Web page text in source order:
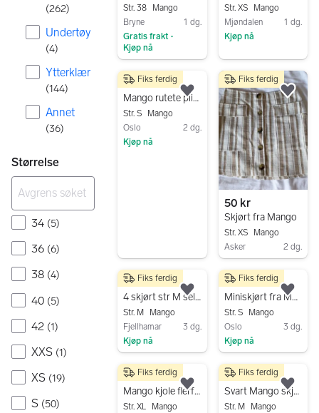
(262)
Undertøy
(4)
Ytterklær
(144)
Annet
(36)
Størrelse
34 (5)
36 (6)
38 (4)
40 (5)
42 (1)
XXS (1)
XS (19)
S (50)
Str. 38
Mango
Bryne
1 dg.
Gratis frakt •
Kjøp nå
Str. XS
Mango
Mjøndalen
1 dg.
Kjøp nå
Gå til annonsen
100 kr
Mango rutete plissert skjørt – str. S
Str. S
Mango
Oslo
2 dg.
Kjøp nå
Fiks ferdig
Legg til som favoritt.
50 kr
Skjørt fra Mango
Str. XS
Mango
Asker
2 dg.
Fiks ferdig
300 kr
4 skjørt str M selges samlet
Str. M
Mango
Fjellhamar
3 dg.
Kjøp nå
Fiks ferdig
Legg til som favoritt.
80 kr
Miniskjørt fra Mango str.36
Str. S
Mango
Oslo
3 dg.
Kjøp nå
Fiks ferdig
200 kr
Mango kjole flerfarget prikkete dame XL
Str. XL
Mango
Fiks ferdig
Legg til som favoritt.
59 kr
Svart Mango skjørt M
Str. M
Mango
Fiks ferdig